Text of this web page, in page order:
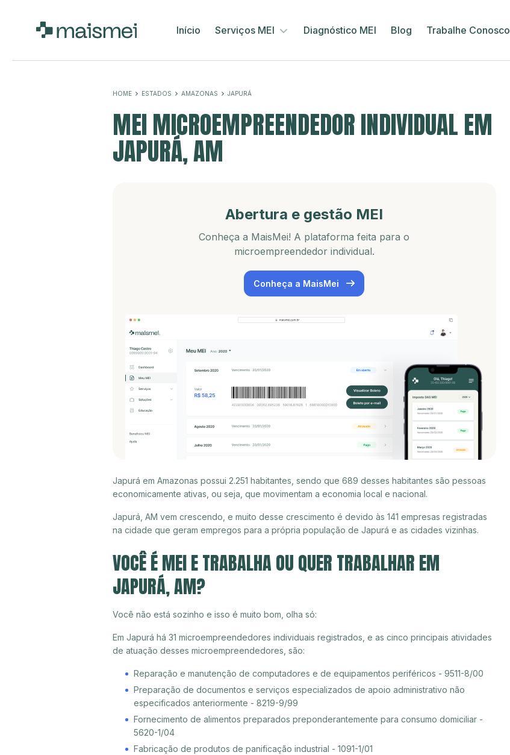
Início Serviços MEI Diagnóstico MEI Blog Trabalhe Conosco
HOME ESTADOS AMAZONAS JAPURÁ
MEI MICROEMPREENDEDOR INDIVIDUAL EM
JAPURÁ, AM
Abertura e gestão MEI
Conheça a MaisMei! A plataforma feita para o
microempreendedor individual.
Conheça a MaisMei
Japurá em Amazonas possui 2.251 habitantes, sendo que 689 desses habitantes são pessoas
economicamente ativas, ou seja, que movimentam a economia local e nacional.
Japurá, AM vem crescendo, e muito desse crescimento é devido às 141 empresas registradas
na cidade que geram empregos para a própria população de Japurá e as cidades vizinhas.
VOCÊ É MEI E TRABALHA OU QUER TRABALHAR EM
JAPURÁ, AM?
Você não está sozinho e isso é muito bom, olha só:
Em Japurá há 31 microempreendedores individuais registrados, e as cinco principais atividades
de atuação desses microempreendedores, são:
Reparação e manutenção de computadores e de equipamentos periféricos - 9511-8/00
Preparação de documentos e serviços especializados de apoio administrativo não
especificados anteriormente - 8219-9/99
Fornecimento de alimentos preparados preponderantemente para consumo domiciliar -
5620-1/04
Fabricação de produtos de panificação industrial - 1091-1/01